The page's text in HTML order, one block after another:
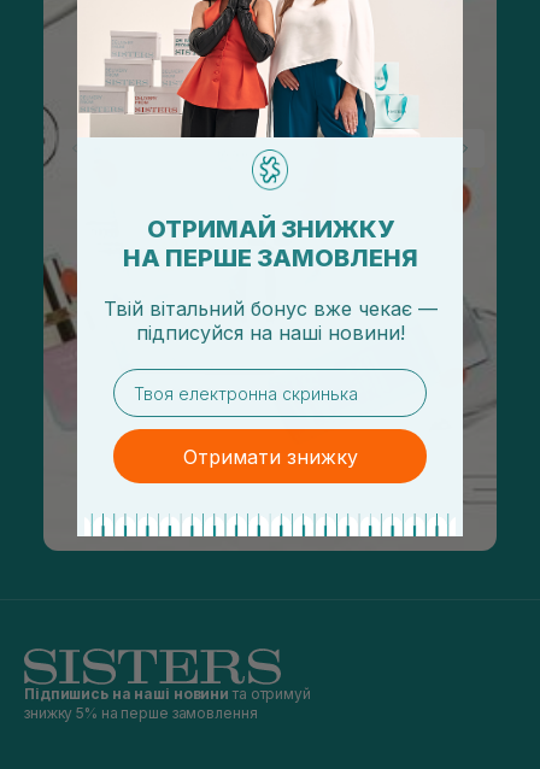
Підпишись на наші новини та отримуй
знижку 5% на перше замовлення
ОТРИМАЙ ЗНИЖКУ
НА ПЕРШЕ ЗАМОВЛЕНЯ
Твій вітальний бонус вже чекає —
підписуйся на наші новини!
email
Отримати знижку